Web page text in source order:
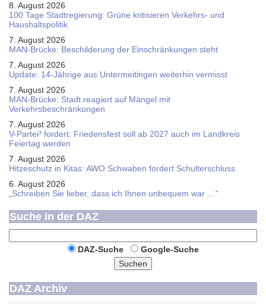
8. August 2026
100 Tage Stadtregierung: Grüne kritisieren Verkehrs- und
Haushaltspolitik
7. August 2026
MAN-Brücke: Beschilderung der Einschränkungen steht
7. August 2026
Update: 14-Jährige aus Untermeitingen weiterhin vermisst
7. August 2026
MAN-Brücke: Stadt reagiert auf Mängel mit
Verkehrsbeschränkungen
7. August 2026
V-Partei­³ fordert: Friedens­fest soll ab 2027 auch im Land­kreis
Feier­tag werden
7. August 2026
Hitzeschutz in Kitas: AWO Schwaben fordert Schulterschluss
6. August 2026
„Schreiben Sie lieber, dass ich Ihnen unbequem war …“
Suche in der DAZ
DAZ-Suche
Google-Suche
Suchen
DAZ Archiv